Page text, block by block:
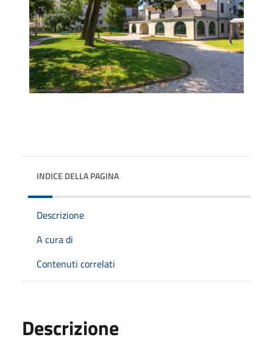
INDICE DELLA PAGINA
Descrizione
A cura di
Contenuti correlati
Descrizione